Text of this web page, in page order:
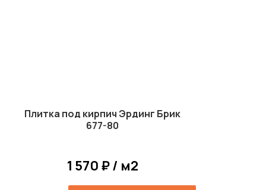
Плитка под кирпич Эрдинг Брик
677-80
1 570 ₽ / м2